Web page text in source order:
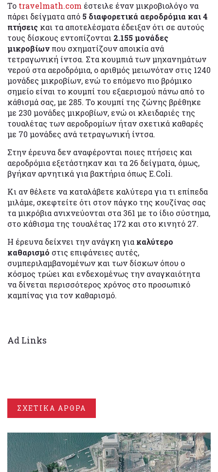
Το travelmath.com έστειλε έναν μικροβιολόγο να
πάρει δείγματα από 5 διαφορετικά αεροδρόμια και 4
πτήσεις και τα αποτελέσματα έδειξαν ότι σε αυτούς
τους δίσκους εντοπίζονται 2.155 μονάδες
μικροβίων που σχηματίζουν αποικία ανά
τετραγωνική ίντσα. Στα κουμπιά των μηχανημάτων
νερού στα αεροδρόμια, ο αριθμός μειωνόταν στις 1240
μονάδες μικροβίων, ενώ το επόμενο πιο βρόμικο
σημείο είναι το κουμπί του εξαερισμού πάνω από το
κάθισμά σας, με 285. Το κουμπί της ζώνης βρέθηκε
με 230 μονάδες μικροβίων, ενώ οι κλειδαριές της
τουαλέτας των αεροδρομίων ήταν σχετικά καθαρές
με 70 μονάδες ανά τετραγωνική ίντσα.
Στην έρευνα δεν αναφέρονται ποιες πτήσεις και
αεροδρόμια εξετάστηκαν και τα 26 δείγματα, όμως,
βγήκαν αρνητικά για βακτήρια όπως E.Coli.
Κι αν θέλετε να καταλάβετε καλύτερα για τι επίπεδα
μιλάμε, σκεφτείτε ότι στον πάγκο της κουζίνας σας
τα μικρόβια ανιχνεύονται στα 361 με το ίδιο σύστημα,
στο κάθισμα της τουαλέτας 172 και στο κινητό 27.
Η έρευνα δείχνει την ανάγκη για καλύτερο
καθαρισμό στις επιφάνειες αυτές,
συμπεριλαμβανομένων και των δίσκων όπου ο
κόσμος τρώει και ενδεχομένως την αναγκαιότητα
να δίνεται περισσότερος χρόνος στο προσωπικό
καμπίνας για τον καθαρισμό.
Ad Links
ΣΧΕΤΙΚΑ ΑΡΘΡΑ